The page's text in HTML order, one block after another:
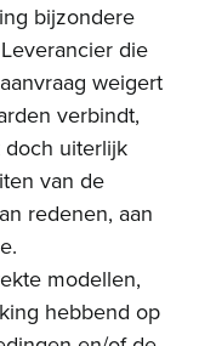
bijzondere
die
weigert
verbindt,
uiterlijk
van de
redenen, aan
modellen,
hebbend op